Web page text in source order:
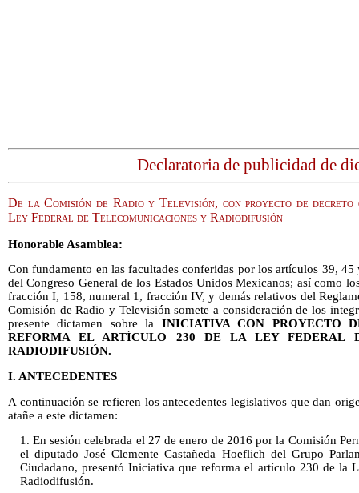
Declaratoria de publicidad de
De la Comisión de Radio y Televisión, con proyecto de
Ley Federal de Telecomunicaciones y Radiodifusión
Honorable Asamblea:
Con fundamento en las facultades conferidas por los artículos 39,
del Congreso General de los Estados Unidos Mexicanos; así como
fracción I, 158, numeral 1, fracción IV, y demás relativos del
Comisión de Radio y Televisión somete a consideración de los
presente dictamen sobre la INICIATIVA CON PROYECTO
REFORMA EL ARTÍCULO 230 DE LA LEY FEDERAL
RADIODIFUSIÓN.
I. ANTECEDENTES
A continuación se refieren los antecedentes legislativos que dan
atañe a este dictamen:
1. En sesión celebrada el 27 de enero de 2016 por la Comisión
el diputado José Clemente Castañeda Hoeflich del Grupo
Ciudadano, presentó Iniciativa que reforma el artículo 230 de la
Radiodifusión.